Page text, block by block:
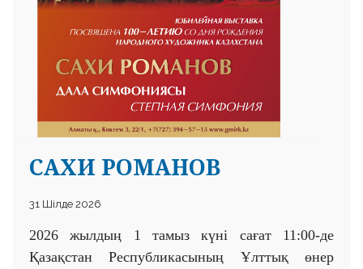
САХИ РОМАНОВ
31 Шілде 2026
2026 жылдың 1 тамыз күні сағат 11:00-де
Қазақстан Республикасының Ұлттық өнер